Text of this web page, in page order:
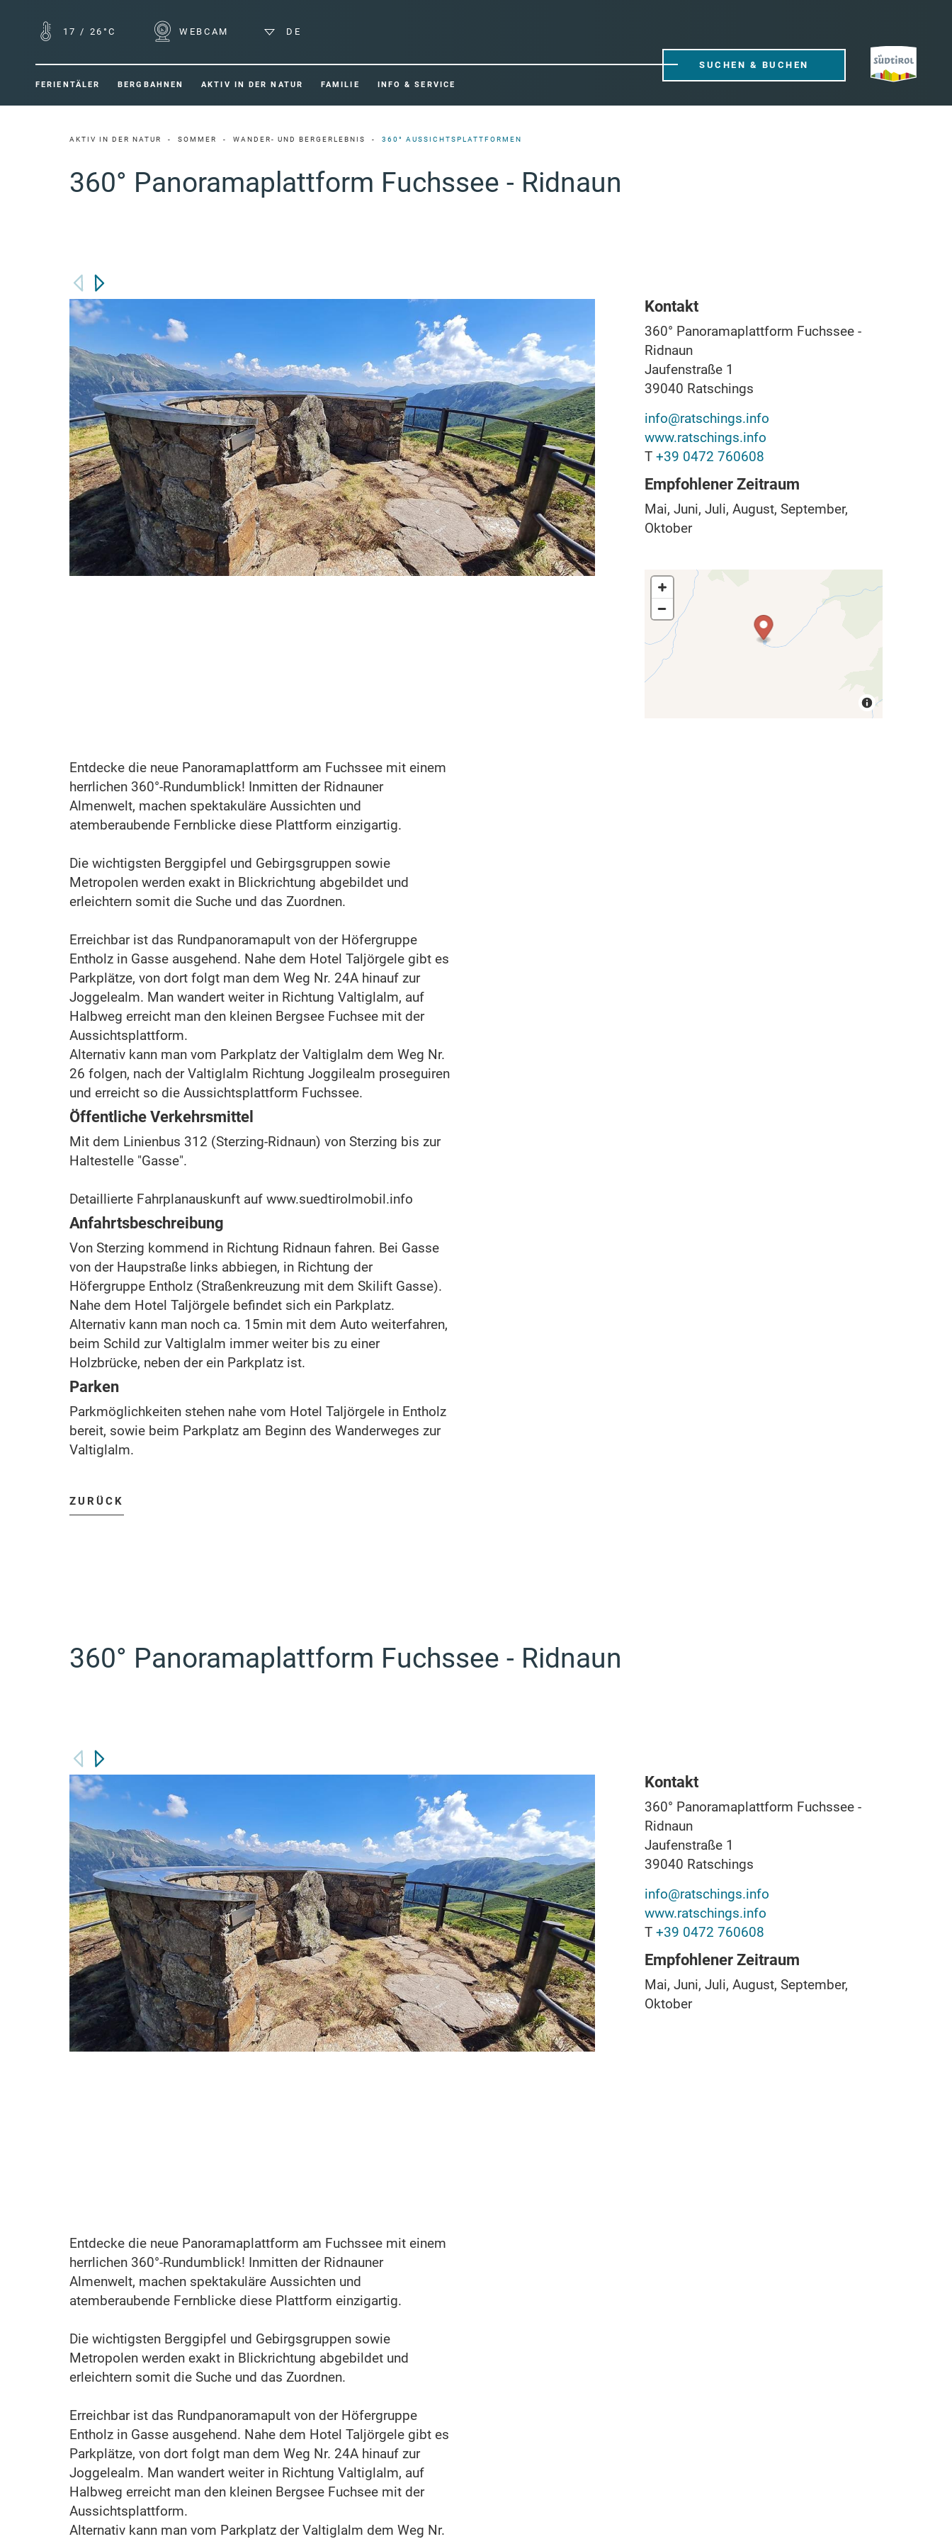
17 / 26°C WEBCAM DE
FERIENTÄLER BERGBAHNEN AKTIV IN DER NATUR FAMILIE INFO & SERVICE
SUCHEN & BUCHEN
AKTIV IN DER NATUR SOMMER WANDER- UND BERGERLEBNIS 360° AUSSICHTSPLATTFORMEN
360° Panoramaplattform Fuchssee - Ridnaun
Kontakt
360° Panoramaplattform Fuchssee -
Ridnaun
Jaufenstraße 1
39040 Ratschings
info@ratschings.info
www.ratschings.info
T +39 0472 760608
Empfohlener Zeitraum
Mai, Juni, Juli, August, September,
Oktober
Entdecke die neue Panoramaplattform am Fuchssee mit einem
herrlichen 360°-Rundumblick! Inmitten der Ridnauner
Almenwelt, machen spektakuläre Aussichten und
atemberaubende Fernblicke diese Plattform einzigartig.
Die wichtigsten Berggipfel und Gebirgsgruppen sowie
Metropolen werden exakt in Blickrichtung abgebildet und
erleichtern somit die Suche und das Zuordnen.
Erreichbar ist das Rundpanoramapult von der Höfergruppe
Entholz in Gasse ausgehend. Nahe dem Hotel Taljörgele gibt es
Parkplätze, von dort folgt man dem Weg Nr. 24A hinauf zur
Joggelealm. Man wandert weiter in Richtung Valtiglalm, auf
Halbweg erreicht man den kleinen Bergsee Fuchsee mit der
Aussichtsplattform.
Alternativ kann man vom Parkplatz der Valtiglalm dem Weg Nr.
26 folgen, nach der Valtiglalm Richtung Joggilealm proseguiren
und erreicht so die Aussichtsplattform Fuchssee.
Öffentliche Verkehrsmittel
Mit dem Linienbus 312 (Sterzing-Ridnaun) von Sterzing bis zur
Haltestelle "Gasse".
Detaillierte Fahrplanauskunft auf www.suedtirolmobil.info
Anfahrtsbeschreibung
Von Sterzing kommend in Richtung Ridnaun fahren. Bei Gasse
von der Haupstraße links abbiegen, in Richtung der
Höfergruppe Entholz (Straßenkreuzung mit dem Skilift Gasse).
Nahe dem Hotel Taljörgele befindet sich ein Parkplatz.
Alternativ kann man noch ca. 15min mit dem Auto weiterfahren,
beim Schild zur Valtiglalm immer weiter bis zu einer
Holzbrücke, neben der ein Parkplatz ist.
Parken
Parkmöglichkeiten stehen nahe vom Hotel Taljörgele in Entholz
bereit, sowie beim Parkplatz am Beginn des Wanderweges zur
Valtiglalm.
ZURÜCK
360° Panoramaplattform Fuchssee - Ridnaun
Kontakt
360° Panoramaplattform Fuchssee -
Ridnaun
Jaufenstraße 1
39040 Ratschings
info@ratschings.info
www.ratschings.info
T +39 0472 760608
Empfohlener Zeitraum
Mai, Juni, Juli, August, September,
Oktober
Entdecke die neue Panoramaplattform am Fuchssee mit einem
herrlichen 360°-Rundumblick! Inmitten der Ridnauner
Almenwelt, machen spektakuläre Aussichten und
atemberaubende Fernblicke diese Plattform einzigartig.
Die wichtigsten Berggipfel und Gebirgsgruppen sowie
Metropolen werden exakt in Blickrichtung abgebildet und
erleichtern somit die Suche und das Zuordnen.
Erreichbar ist das Rundpanoramapult von der Höfergruppe
Entholz in Gasse ausgehend. Nahe dem Hotel Taljörgele gibt es
Parkplätze, von dort folgt man dem Weg Nr. 24A hinauf zur
Joggelealm. Man wandert weiter in Richtung Valtiglalm, auf
Halbweg erreicht man den kleinen Bergsee Fuchsee mit der
Aussichtsplattform.
Alternativ kann man vom Parkplatz der Valtiglalm dem Weg Nr.